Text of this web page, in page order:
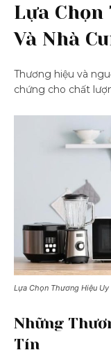
Lựa Chọn
Và Nhà
Thương hiệu và
chứng cho chất
Lựa Chọn Thương Hiệu Uy
Những
Tín